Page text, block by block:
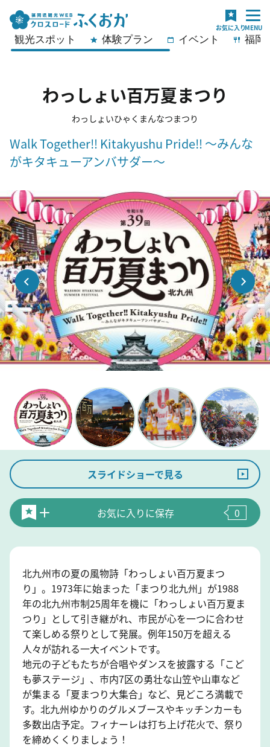
観光スポット 体験プラン イベント 福岡
わっしょい百万夏まつり
わっしょいひゃくまんなつまつり
Walk Together‼ Kitakyushu Pride‼ ～みんな
がキタキューアンバサダー～
スライドショーで見る
お気に入りに保存 0
北九州市の夏の風物詩「わっしょい百万夏まつ
り」。1973年に始まった「まつり北九州」が1988
年の北九州市制25周年を機に「わっしょい百万夏ま
つり」として引き継がれ、市民が心を一つに合わせ
て楽しめる祭りとして発展。例年150万を超える
人々が訪れる一大イベントです。
地元の子どもたちが合唱やダンスを披露する「こど
も夢ステージ」、市内7区の勇壮な山笠や山車など
が集まる「夏まつり大集合」など、見どころ満載で
す。北九州ゆかりのグルメブースやキッチンカーも
多数出店予定。フィナーレは打ち上げ花火で、祭り
を締めくくりましょう！